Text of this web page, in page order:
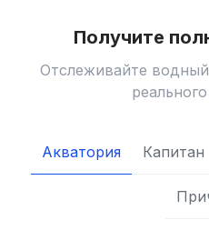
Получите
Отслеживайте
Акватория Капитан